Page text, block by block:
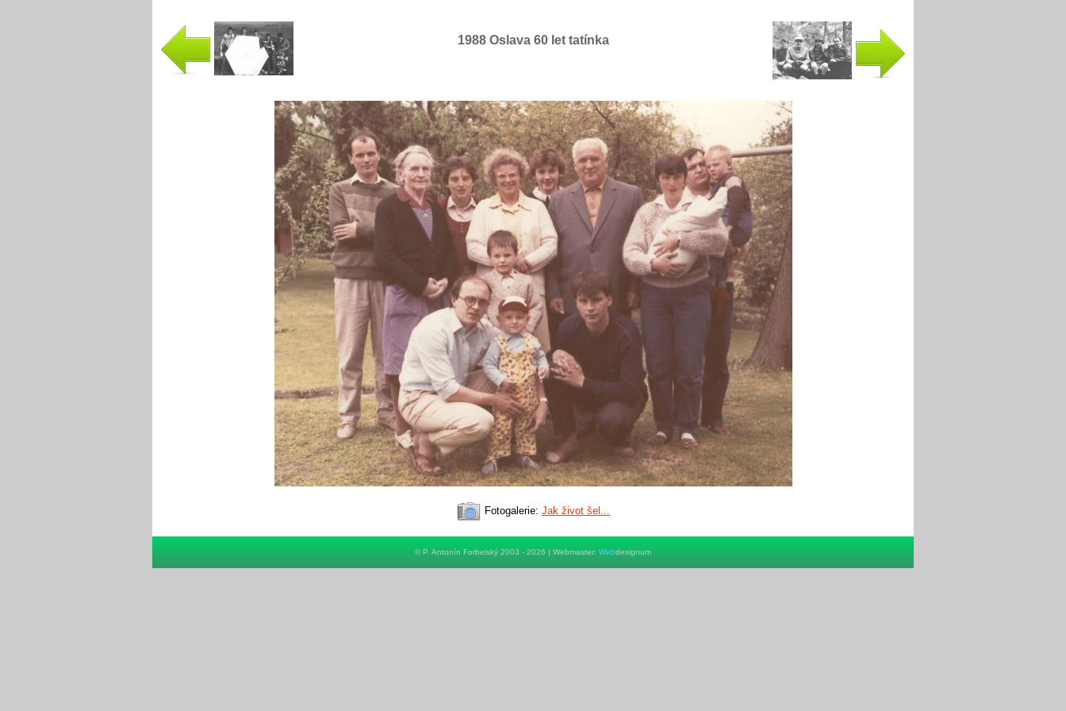
1988 Oslava 60 let tatínka
Fotogalerie: Jak život šel...
© P. Antonín Forbelský 2003 - 2026 | Webmaster: Webdesignum